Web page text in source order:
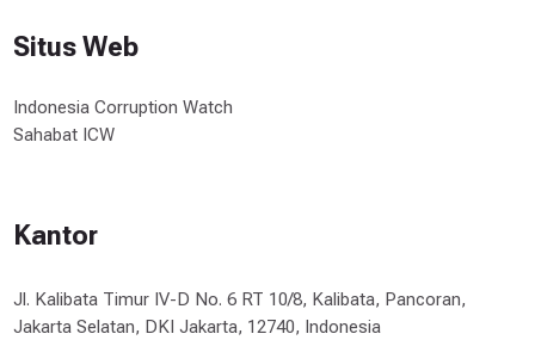
Situs Web
Indonesia Corruption Watch
Sahabat ICW
Kantor
Jl. Kalibata Timur IV-D No. 6 RT 10/8, Kalibata, Pancoran,
Jakarta Selatan, DKI Jakarta, 12740, Indonesia